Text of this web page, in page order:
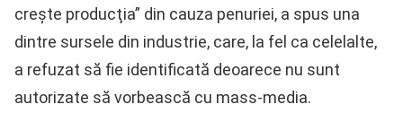
creşte producţia” din cauza penuriei, a spus una
dintre sursele din industrie, care, la fel ca celelalte,
a refuzat să fie identificată deoarece nu sunt
autorizate să vorbească cu mass-media.